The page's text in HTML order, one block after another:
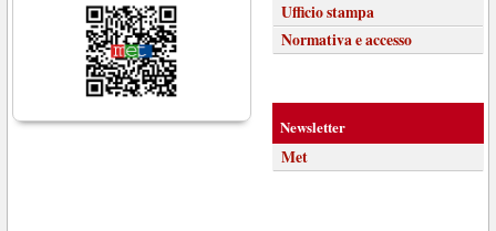
Ufficio stampa
Normativa e accesso
Newsletter
Met